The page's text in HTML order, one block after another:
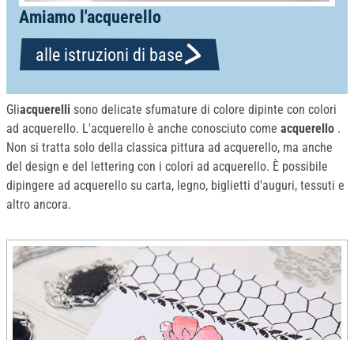
Amiamo l'acquerello
alle istruzioni di base
Gliacquerelli sono delicate sfumature di colore dipinte con colori
ad acquerello. L'acquerello è anche conosciuto come acquerello .
Non si tratta solo della classica pittura ad acquerello, ma anche
del design e del lettering con i colori ad acquerello. È possibile
dipingere ad acquerello su carta, legno, biglietti d'auguri, tessuti e
altro ancora.